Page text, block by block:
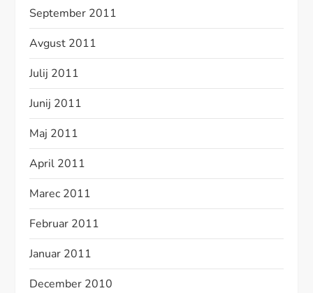
September 2011
Avgust 2011
Julij 2011
Junij 2011
Maj 2011
April 2011
Marec 2011
Februar 2011
Januar 2011
December 2010